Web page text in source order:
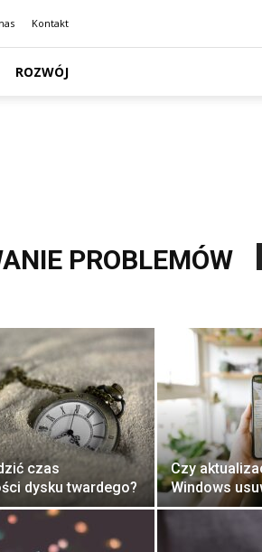
Kontakt
ROZWÓJ
PROBLEMÓW
czas
dysku twardego?
Czy
Windows